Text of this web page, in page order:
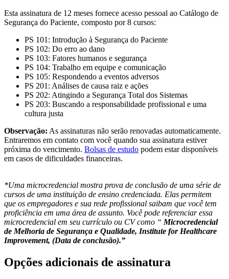
Esta assinatura de 12 meses fornece acesso pessoal ao Catálogo de
Segurança do Paciente, composto por 8 cursos:
PS 101: Introdução à Segurança do Paciente
PS 102: Do erro ao dano
PS 103: Fatores humanos e segurança
PS 104: Trabalho em equipe e comunicação
PS 105: Respondendo a eventos adversos
PS 201: Análises de causa raiz e ações
PS 202: Atingindo a Segurança Total dos Sistemas
PS 203: Buscando a responsabilidade profissional e uma
cultura justa
Observação: As assinaturas não serão renovadas automaticamente.
Entraremos em contato com você quando sua assinatura estiver
próxima do vencimento. Bolsas de estudo podem estar disponíveis
em casos de dificuldades financeiras.
*Uma microcredencial mostra prova de conclusão de uma série de
cursos de uma instituição de ensino credenciada. Elas permitem
que os empregadores e sua rede profissional saibam que você tem
proficiência em uma área de assunto. Você pode referenciar essa
microcredencial em seu currículo ou CV como “Microcredencial
de Melhoria de Segurança e Qualidade, Institute for Healthcare
Improvement, (Data de conclusão).”
Opções adicionais de assinatura